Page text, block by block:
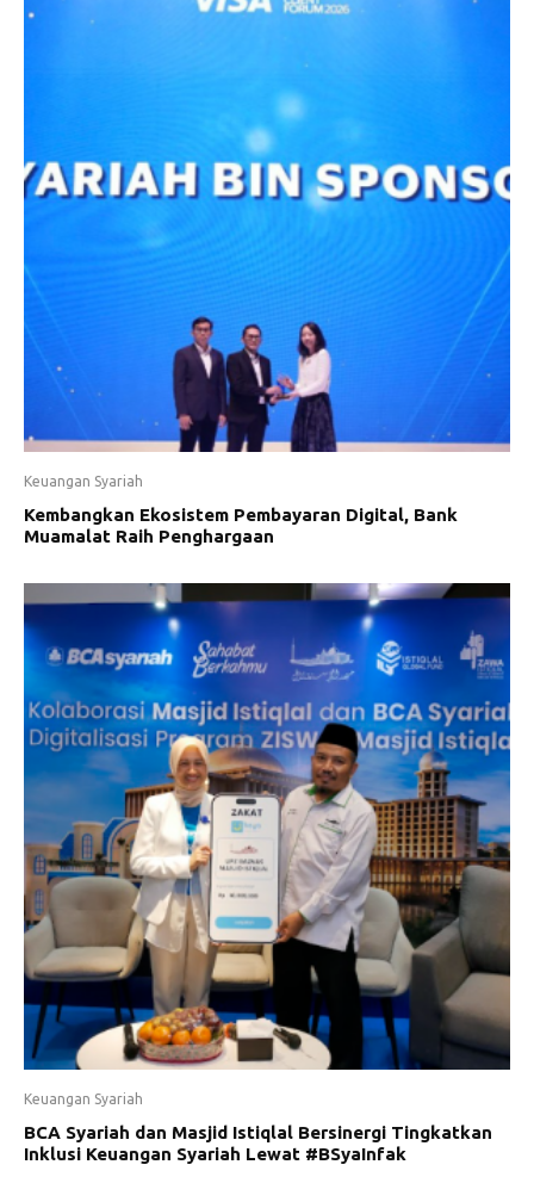
Keuangan Syariah
Kembangkan Ekosistem Pembayaran Digital, Bank
Muamalat Raih Penghargaan
Keuangan Syariah
BCA Syariah dan Masjid Istiqlal Bersinergi Tingkatkan
Inklusi Keuangan Syariah Lewat #BSyaInfak